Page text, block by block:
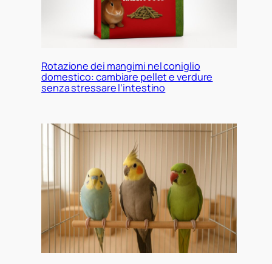
Rotazione dei mangimi nel coniglio
domestico: cambiare pellet e verdure
senza stressare l’intestino